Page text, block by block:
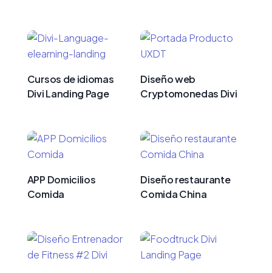
Cursos de idiomas
Divi Landing Page
Diseño web
Cryptomonedas Divi
APP Domicilios
Comida
Diseño restaurante
Comida China